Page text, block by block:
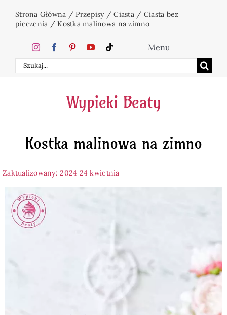
zawartości
Strona Główna /Przepisy/Ciasta/ Ciasta bez
pieczenia /Kostka malinowa na zimno
Szukaj
Menu
Home
Ciasta
Desery
Przetwory
Posiłki
Wypieki Beaty
Kostka malinowa na zimno
Zaktualizowany: 2024 24 kwietnia